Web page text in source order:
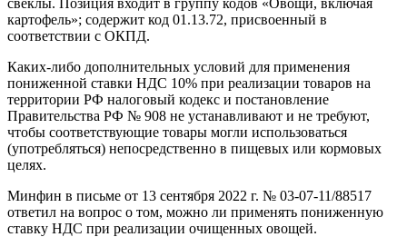
свеклы. Позиция входит в группу кодов «Овощи, включая
картофель»; содержит код 01.13.72, присвоенный в
соответствии с ОКПД.
Каких-либо дополнительных условий для применения
пониженной ставки НДС 10% при реализации товаров на
территории РФ налоговый кодекс и постановление
Правительства РФ № 908 не устанавливают и не требуют,
чтобы соответствующие товары могли использоваться
(употребляться) непосредственно в пищевых или кормовых
целях.
Минфин в письме от 13 сентября 2022 г. № 03-07-11/88517
ответил на вопрос о том, можно ли применять пониженную
ставку НДС при реализации очищенных овощей.